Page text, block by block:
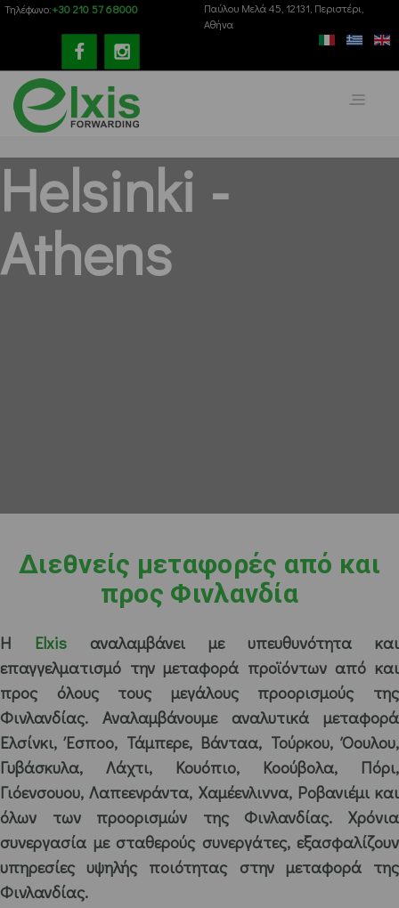
Τηλέφωνο:+30 210 57 68000
Παύλου Mελά 45, 12131, Περιστέρι,
Αθήνα
Helsinki -
Athens
Διεθνείς μεταφορές από και
προς Φινλανδία
Η Elxis αναλαμβάνει με υπευθυνότητα και
επαγγελματισμό την μεταφορά προϊόντων από και
προς όλους τους μεγάλους προορισμούς της
Φινλανδίας. Αναλαμβάνουμε αναλυτικά μεταφορά
Ελσίνκι, Έσποο, Τάμπερε, Βάνταα, Τούρκου, Όουλου,
Γυβάσκυλα, Λάχτι, Κουόπιο, Κοούβολα, Πόρι,
Γιόενσουου, Λαπεενράντα, Χαμέενλιννα, Ροβανιέμι και
όλων των προορισμών της Φινλανδίας. Χρόνια
συνεργασία με σταθερούς συνεργάτες, εξασφαλίζουν
υπηρεσίες υψηλής ποιότητας στην μεταφορά της
Φινλανδίας.